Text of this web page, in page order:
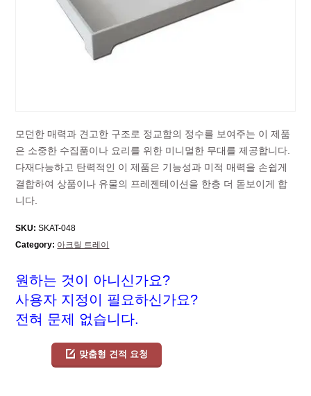
모던한 매력과 견고한 구조로 정교함의 정수를 보여주는 이 제품
은 소중한 수집품이나 요리를 위한 미니멀한 무대를 제공합니다.
다재다능하고 탄력적인 이 제품은 기능성과 미적 매력을 손쉽게
결합하여 상품이나 유물의 프레젠테이션을 한층 더 돋보이게 합
니다.
SKU: SKAT-048
Category: 아크릴 트레이
원하는 것이 아니신가요?
사용자 지정이 필요하신가요?
전혀 문제 없습니다.
맞춤형 견적 요청